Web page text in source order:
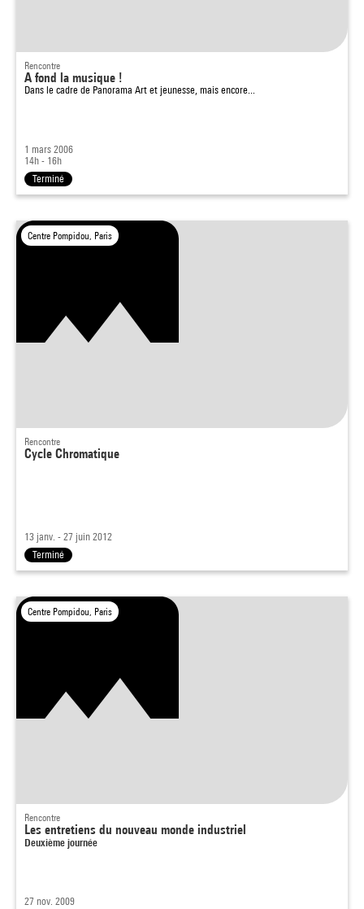
Rencontre
A fond la musique !
Dans le cadre de Panorama Art et jeunesse, mais encore...
1 mars 2006
14h - 16h
Terminé
Centre Pompidou, Paris
Rencontre
Cycle Chromatique
13 janv. - 27 juin 2012
Terminé
Centre Pompidou, Paris
Rencontre
Les entretiens du nouveau monde industriel
Deuxième journée
27 nov. 2009